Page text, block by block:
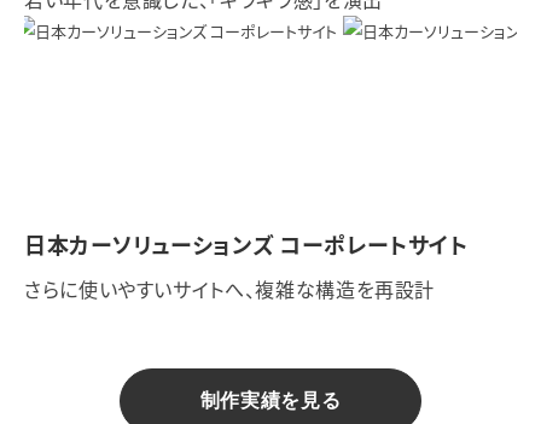
日本カーソリューションズ コーポレートサイト
さらに使いやすいサイトへ、複雑な構造を再設計
制作実績を見る